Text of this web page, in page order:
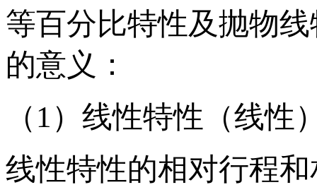
等百分比特性及抛物
的意义：
（1）线性特性（线性
线性特性的相对行程